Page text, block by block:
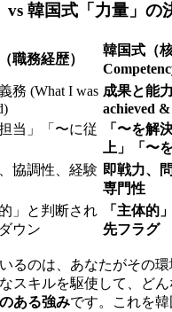
vs 韓国式「力量」の
職務経歴）
韓国式（
務 (What I was 成果と能
achieved
担当」「〜に従
「〜を解
上」「〜
協調性、経験 即戦力、
専門性
的」と判断され
ウン
「主体的
先フラグ
るのは、あなたがその環
スキルを駆使して、ど
ある強みです。これを